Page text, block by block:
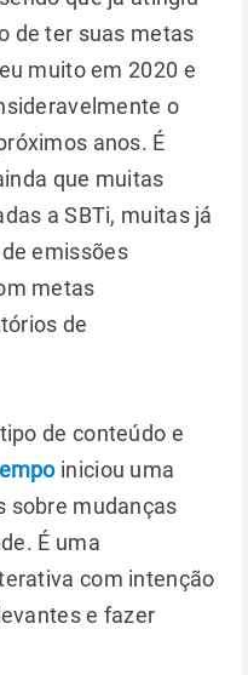
de ter suas metas
muito em 2020 e
o
anos. É
que muitas
a SBTi, muitas já
emissões
metas
de
de conteúdo e
iniciou uma
sobre mudanças
É uma
com intenção
e fazer